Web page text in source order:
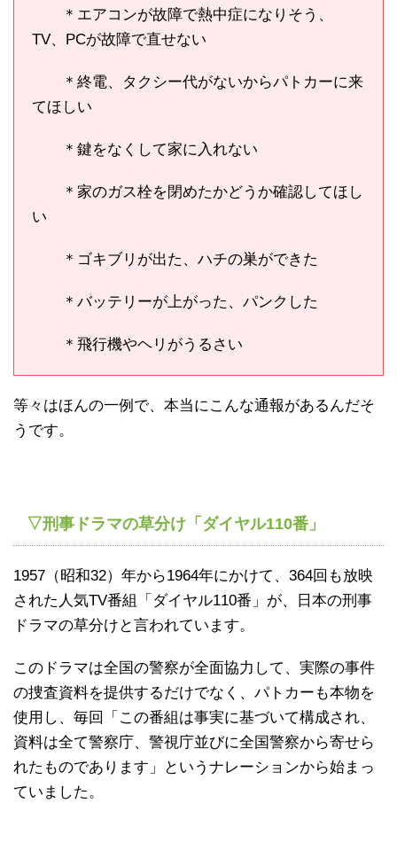
＊エアコンが故障で熱中症になりそう、
TV、PCが故障で直せない
＊終電、タクシー代がないからパトカーに来
てほしい
＊鍵をなくして家に入れない
＊家のガス栓を閉めたかどうか確認してほし
い
＊ゴキブリが出た、ハチの巣ができた
＊バッテリーが上がった、パンクした
＊飛行機やヘリがうるさい
等々はほんの一例で、本当にこんな通報があるんだそ
うです。
▽刑事ドラマの草分け「ダイヤル110番」
1957（昭和32）年から1964年にかけて、364回も放映
された人気TV番組「ダイヤル110番」が、日本の刑事
ドラマの草分けと言われています。
このドラマは全国の警察が全面協力して、実際の事件
の捜査資料を提供するだけでなく、パトカーも本物を
使用し、毎回「この番組は事実に基づいて構成され、
資料は全て警察庁、警視庁並びに全国警察から寄せら
れたものであります」というナレーションから始まっ
ていました。